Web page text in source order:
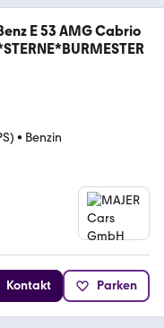
E 53 AMG Cabrio
• Benzin
Kontakt Parken